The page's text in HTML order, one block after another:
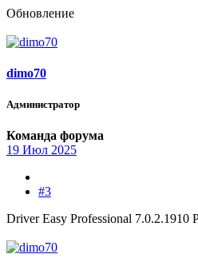
Обновление
dimo70
Администратор
Команда форума
19 Июл 2025
#3
Driver Easy Professional 7.0.2.1910